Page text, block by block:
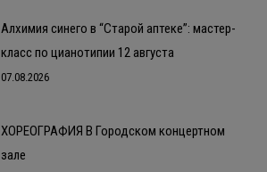
Алхимия синего в “Старой аптеке”: мастер-
класс по цианотипии 12 августа
07.08.2026
ХОРЕОГРАФИЯ В Городском концертном
зале